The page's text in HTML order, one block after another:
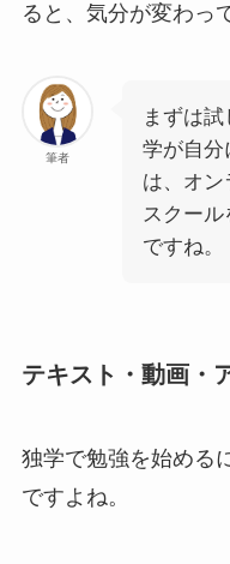
ると、気分が変わっ
筆者
まずは
学が自分
は、オン
スクール
ですね。
テキスト・動画・
独学で勉強を始める
ですよね。